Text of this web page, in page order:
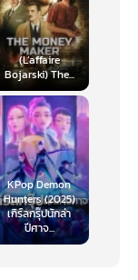
(L’affaire
Bojarski) The...
KPop Demon
Hunters (2025)
เกิร์ลกรุ๊ปนักล่า
ปีศาจ...